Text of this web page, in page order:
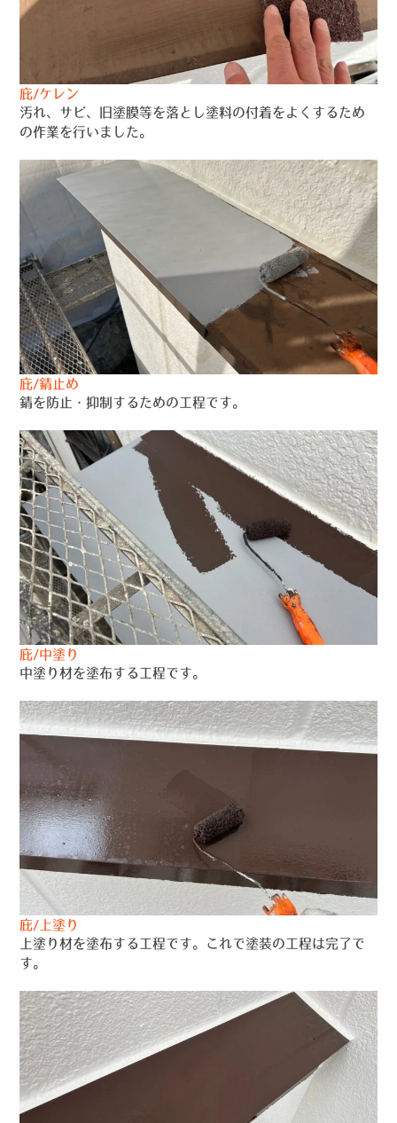
庇/ケレン
汚れ、サビ、旧塗膜等を落とし塗料の付着をよくするため
の作業を行いました。
庇/錆止め
錆を防止・抑制するための工程です。
庇/中塗り
中塗り材を塗布する工程です。
庇/上塗り
上塗り材を塗布する工程です。これで塗装の工程は完了で
す。